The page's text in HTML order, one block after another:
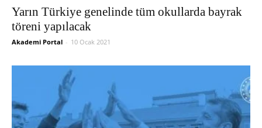
Yarın Türkiye genelinde tüm okullarda bayrak
töreni yapılacak
Akademi Portal - 10 Ocak 2021